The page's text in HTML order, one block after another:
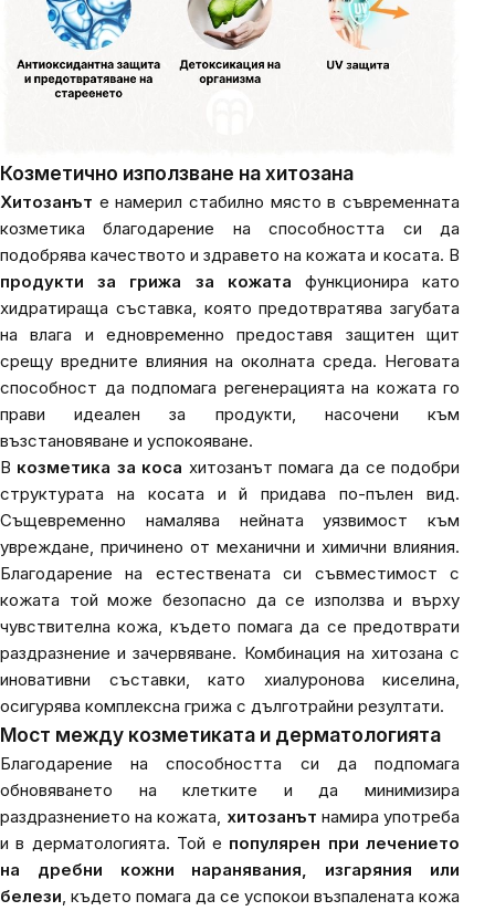
Козметично използване на хитозана
Хитозанът е намерил стабилно място в съвременната
козметика благодарение на способността си да
подобрява качеството и здравето на кожата и косата. В
продукти за грижа за кожата функционира като
хидратираща съставка, която предотвратява загубата
на влага и едновременно предоставя защитен щит
срещу вредните влияния на околната среда. Неговата
способност да подпомага регенерацията на кожата го
прави идеален за продукти, насочени към
възстановяване и успокояване.
В козметика за коса хитозанът помага да се подобри
структурата на косата и й придава по-пълен вид.
Същевременно намалява нейната уязвимост към
увреждане, причинено от механични и химични влияния.
Благодарение на естествената си съвместимост с
кожата той може безопасно да се използва и върху
чувствителна кожа, където помага да се предотврати
раздразнение и зачервяване. Комбинация на хитозана с
иновативни съставки, като хиалуронова киселина,
осигурява комплексна грижа с дълготрайни резултати.
Мост между козметиката и дерматологията
Благодарение на способността си да подпомага
обновяването на клетките и да минимизира
раздразнението на кожата, хитозанът намира употреба
и в дерматологията. Той е популярен при лечението
на дребни кожни наранявания, изгаряния или
белези, където помага да се успокои възпалената кожа